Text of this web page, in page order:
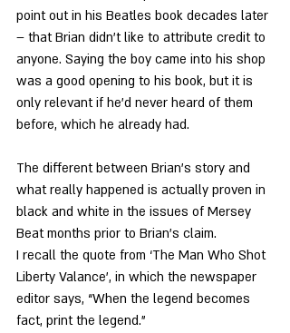
point out in his Beatles book decades later
– that Brian didn’t like to attribute credit to
anyone. Saying the boy came into his shop
was a good opening to his book, but it is
only relevant if he’d never heard of them
before, which he already had.
The different between Brian’s story and
what really happened is actually proven in
black and white in the issues of Mersey
Beat months prior to Brian’s claim.
I recall the quote from ‘The Man Who Shot
Liberty Valance’, in which the newspaper
editor says, “When the legend becomes
fact, print the legend.”